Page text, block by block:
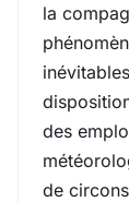
la
des
de